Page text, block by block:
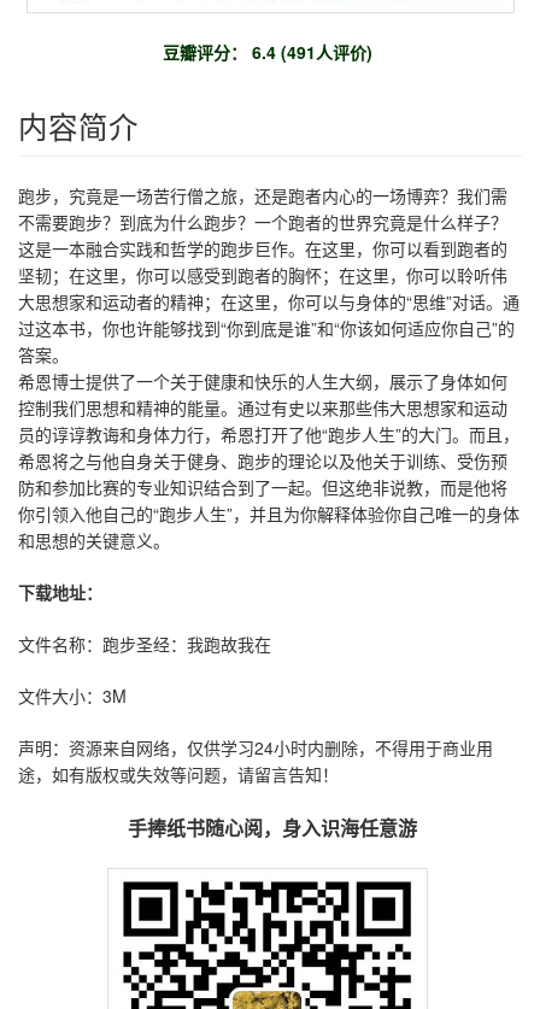
豆瓣评分： 6.4 (491人评价)
内容简介
跑步，究竟是一场苦行僧之旅，还是跑者内心的一场博弈？我们需
不需要跑步？到底为什么跑步？一个跑者的世界究竟是什么样子？
这是一本融合实践和哲学的跑步巨作。在这里，你可以看到跑者的
坚韧；在这里，你可以感受到跑者的胸怀；在这里，你可以聆听伟
大思想家和运动者的精神；在这里，你可以与身体的“思维”对话。通
过这本书，你也许能够找到“你到底是谁”和“你该如何适应你自己”的
答案。
希恩博士提供了一个关于健康和快乐的人生大纲，展示了身体如何
控制我们思想和精神的能量。通过有史以来那些伟大思想家和运动
员的谆谆教诲和身体力行，希恩打开了他“跑步人生”的大门。而且，
希恩将之与他自身关于健身、跑步的理论以及他关于训练、受伤预
防和参加比赛的专业知识结合到了一起。但这绝非说教，而是他将
你引领入他自己的“跑步人生”，并且为你解释体验你自己唯一的身体
和思想的关键意义。
下载地址：
文件名称：跑步圣经：我跑故我在
文件大小：3M
声明：资源来自网络，仅供学习24小时内删除，不得用于商业用
途，如有版权或失效等问题，请留言告知！
手捧纸书随心阅，身入识海任意游